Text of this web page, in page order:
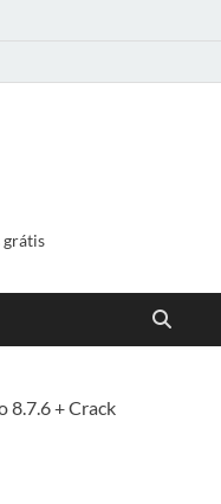
grátis
8.7.6 + Crack